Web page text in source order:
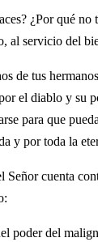
¿Por qué no
al servicio del
de tus
el diablo y su
para que
y por toda la
Señor cuenta
poder del